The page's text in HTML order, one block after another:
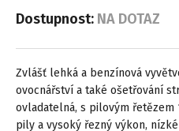
Dostupnost: NA DOTAZ
Zvlášť lehká a benzínová
ovocnářství a také ošetřování
ovladatelná, s pilovým řetězem
pily a vysoký řezný výkon,